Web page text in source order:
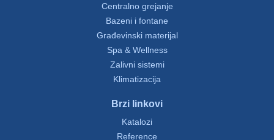
Centralno grejanje
Bazeni i fontane
Građevinski materijal
Spa & Wellness
Zalivni sistemi
Klimatizacija
Brzi linkovi
Katalozi
Reference